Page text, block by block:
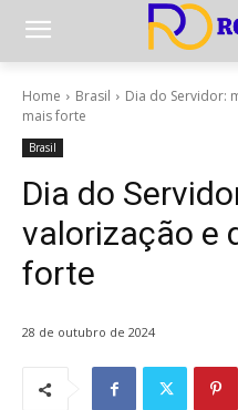
Home Brasil
Dia do Servidor:
mais forte
Brasil
Dia do
valorização e
forte
28 de outubro de 2024